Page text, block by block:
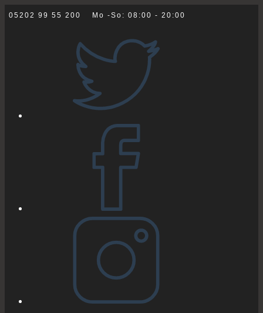
Zum
05202 99 55 200 Mo -So: 08:00 - 20:00